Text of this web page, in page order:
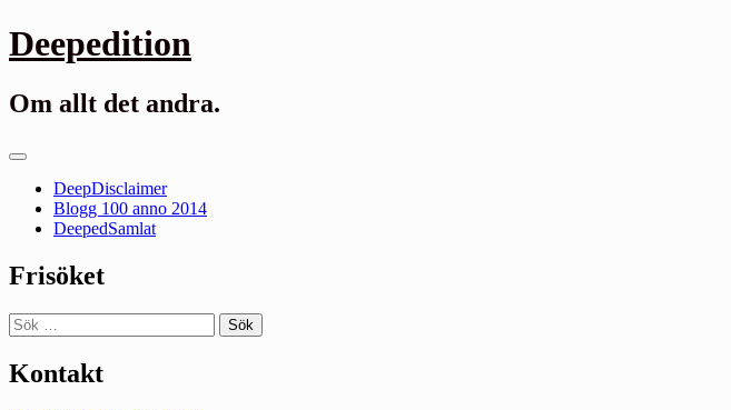
Gå
till
Deepedition
Om allt det andra.
Primär
DeepDisclaimer
Blogg 100 anno 2014
DeepedSamlat
Frisöket
Sök
efter:
Kontakt